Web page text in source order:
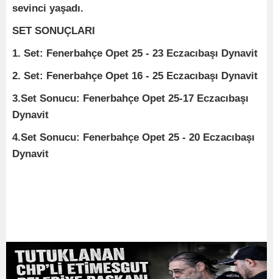
sevinci yaşadı.
SET SONUÇLARI
1. Set: Fenerbahçe Opet 25 - 23 Eczacıbaşı Dynavit
2. Set: Fenerbahçe Opet 16 - 25 Eczacıbaşı Dynavit
3.Set Sonucu: Fenerbahçe Opet 25-17 Eczacıbaşı
Dynavit
4.Set Sonucu: Fenerbahçe Opet 25 - 20 Eczacıbaşı
Dynavit